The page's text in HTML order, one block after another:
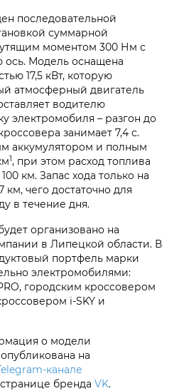
последовательной
суммарной
моментом 300 Нм с
Модель оснащена
17,5 кВт, которую
атмосферный двигатель
водителю
электромобиля – разгон до
занимает 7,4 с.
аккумулятором и полным
1, при этом расход топлива
100 км. Запас хода только на
км, чего достаточно для
в течение дня.
организовано на
в Липецкой области. В
портфель марки
электромобилями:
городским кроссовером
i‑SKY и
о модели
на
канале
бренда VK.